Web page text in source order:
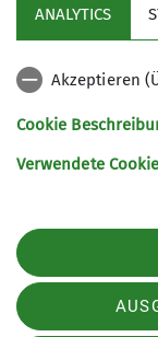
Nützliche Links
Sektion Günzburg des
Telefon +4982219646199
ANALYTICS
Akzeptieren
Cookie
Verwendete